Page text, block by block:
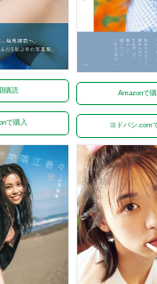
購読
で購入
Amazonで
ヨドバシ.com